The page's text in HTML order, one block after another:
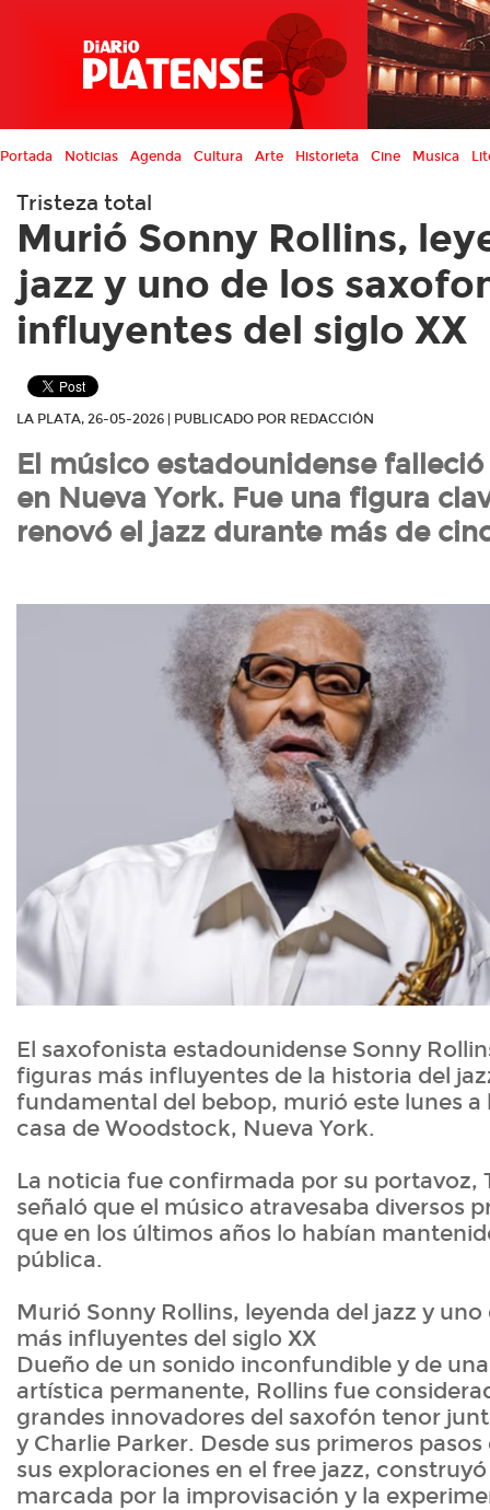
Portada Noticias Agenda Cultura Arte Historieta Cine Musica
Tristeza total
Murió Sonny Rollins,
jazz y uno de los
influyentes del siglo XX
LA PLATA, 26-05-2026 | PUBLICADO POR REDACCIÓN
El músico estadounidense falleció
en Nueva York. Fue una figura
renovó el jazz durante más de
El saxofonista estadounidense Sonny
figuras más influyentes de la historia del
fundamental del bebop, murió este lunes a
casa de Woodstock, Nueva York.
La noticia fue confirmada por su portavoz,
señaló que el músico atravesaba diversos
que en los últimos años lo habían
pública.
Murió Sonny Rollins, leyenda del jazz y
más influyentes del siglo XX
Dueño de un sonido inconfundible y de
artística permanente, Rollins fue
grandes innovadores del saxofón tenor
y Charlie Parker. Desde sus primeros
sus exploraciones en el free jazz,
marcada por la improvisación y la